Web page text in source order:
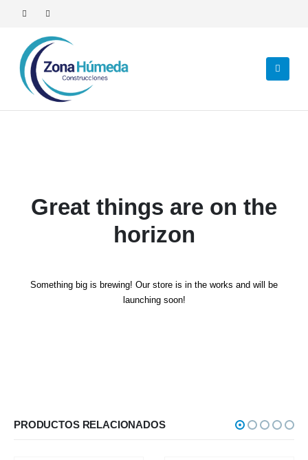
Great things are on the
horizon
Something big is brewing! Our store is in the works and will be
launching soon!
PRODUCTOS RELACIONADOS